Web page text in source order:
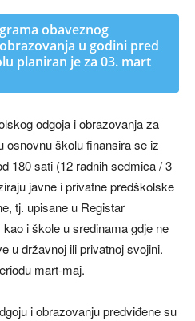
obaveznog
u godini pred
planiran je za 03. mart
odgoja i obrazovanja za
osnovnu školu finansira se iz
180 sati (12 radnih sedmica / 3
javne i privatne predškolske
tj. upisane u Registar
i škole u sredinama gdje ne
u državnoj ili privatnoj svojini.
mart-maj.
i obrazovanju predviđene su